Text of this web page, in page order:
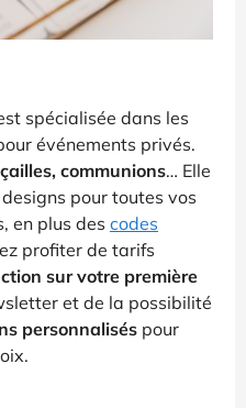
spécialisée dans les
événements privés.
communions… Elle
pour toutes vos
en plus des codes
profiter de tarifs
sur votre première
et de la possibilité
personnalisés pour